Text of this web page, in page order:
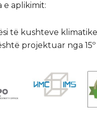
e aplikimit:
të kushteve
projektuar nga 15º